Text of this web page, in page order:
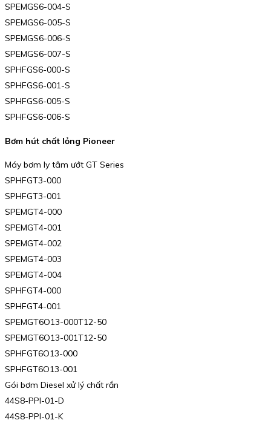
SPEMGS6-004-S
SPEMGS6-005-S
SPEMGS6-006-S
SPEMGS6-007-S
SPHFGS6-000-S
SPHFGS6-001-S
SPHFGS6-005-S
SPHFGS6-006-S
Bơm hút chất lỏng Pioneer
Máy bơm ly tâm ướt GT Series
SPHFGT3-000
SPHFGT3-001
SPEMGT4-000
SPEMGT4-001
SPEMGT4-002
SPEMGT4-003
SPEMGT4-004
SPHFGT4-000
SPHFGT4-001
SPEMGT6O13-000T12-50
SPEMGT6O13-001T12-50
SPHFGT6O13-000
SPHFGT6O13-001
Gói bơm Diesel xử lý chất rắn
44S8-PPI-01-D
44S8-PPI-01-K